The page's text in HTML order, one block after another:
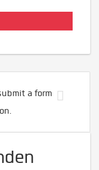
a form